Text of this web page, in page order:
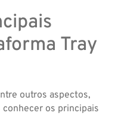
Tray
outros aspectos,
conhecer os principais